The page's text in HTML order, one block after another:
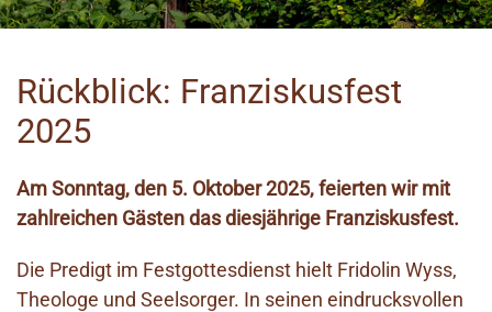
Rückblick: Franziskusfest
2025
Am Sonntag, den 5. Oktober 2025, feierten wir mit
zahlreichen Gästen das diesjährige Franziskusfest.
Die Predigt im Festgottesdienst hielt Fridolin Wyss,
Theologe und Seelsorger. In seinen eindrucksvollen